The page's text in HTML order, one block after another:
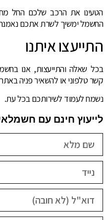
הטעינו את הרכב שלכם החל
החשמל ימשיך לשרת אתכם
התייעצו איתנו
בכל שאלה והתייעצות, אנו
קשר טלפוני או להשאיר פניה
נשמח לעמוד לשירותכם בכל עת.
לייעוץ חינם עם